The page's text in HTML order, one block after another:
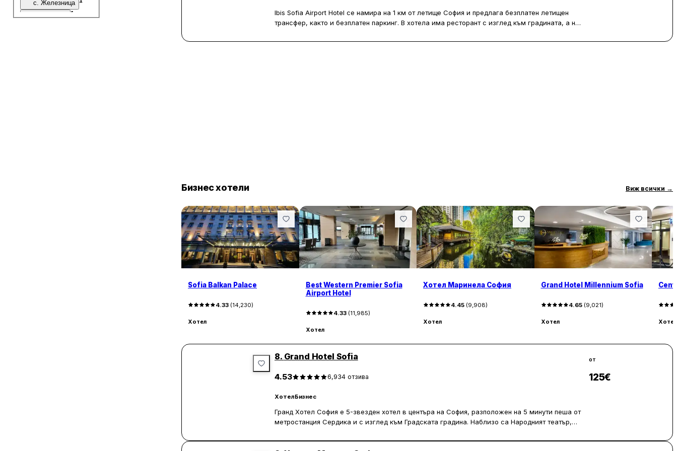
с. Железница
с. Иваняне 1
посещавани дестинации. За да бъдем
справедливи, избрахме само по един град от
Севиля и Валета за двойките, които търсят
Ibis Sofia Airport Hotel се намира на 1 км от летище София и предлага безплатен летищен
трансфер, както и безплатен паркинг. В хотела има ресторант с изглед към градината, а на
Бизнес хотели Виж всички →
Sofia Balkan Palace
4.33 (14,230)
Хотел
Best Western Premier Sofia
Airport Hotel
4.33(11,985)
Хотел
Хотел Маринела София
4.45 (9,908)
Хотел
Grand Hotel Millennium Sofia
4.65(9,021)
Хотел Хотел
8. Grand Hotel Sofia
4.53 6,934 отзива
ХотелБизнес
Гранд Хотел София е 5-звезден хотел в центъра на София, разположен на 5 минути пеша от
метростанция Сердика и с изглед към Градската градина. Наблизо са Народният театър,
от
125€